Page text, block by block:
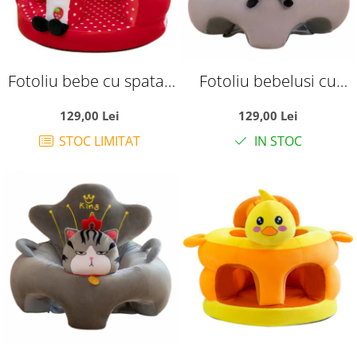
Fotoliu bebe cu spatar
Panda rosu
129,00 Lei
STOC LIMITAT
Fotoliu bebelusi cu
picioare Lucky Baby,
Koala gri
129,00 Lei
IN STOC